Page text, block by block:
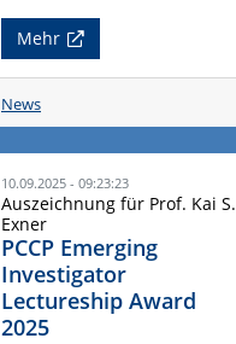
Mehr
News
10.09.2025 - 09:23:23
Auszeichnung für Prof. Kai S.
Exner
PCCP Emerging
Investigator
Lectureship Award
2025